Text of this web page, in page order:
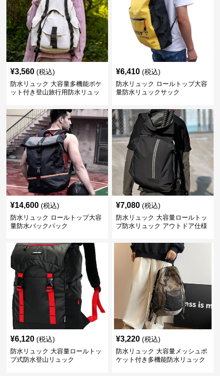
¥3,560 (税込)
防水リュック 大容量多機能ポケ
ット付き登山旅行用防水リュッ
¥6,410 (税込)
防水リュック ロールトップ大容
量防水リュックサック
¥14,600 (税込)
防水リュック ロールトップ大容
量防水バックパック
¥7,080 (税込)
防水リュック 大容量ロールトッ
プ防水リュック アウトドア仕様
¥6,120 (税込)
防水リュック 大容量ロールトッ
プ式防水登山リュック
¥3,220 (税込)
防水リュック 大容量メッシュポ
ケット付き多機能防水リュック